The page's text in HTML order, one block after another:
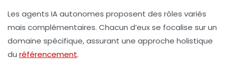
Les agents IA autonomes proposent des rôles variés
mais complémentaires. Chacun d’eux se focalise sur un
domaine spécifique, assurant une approche holistique
du référencement.